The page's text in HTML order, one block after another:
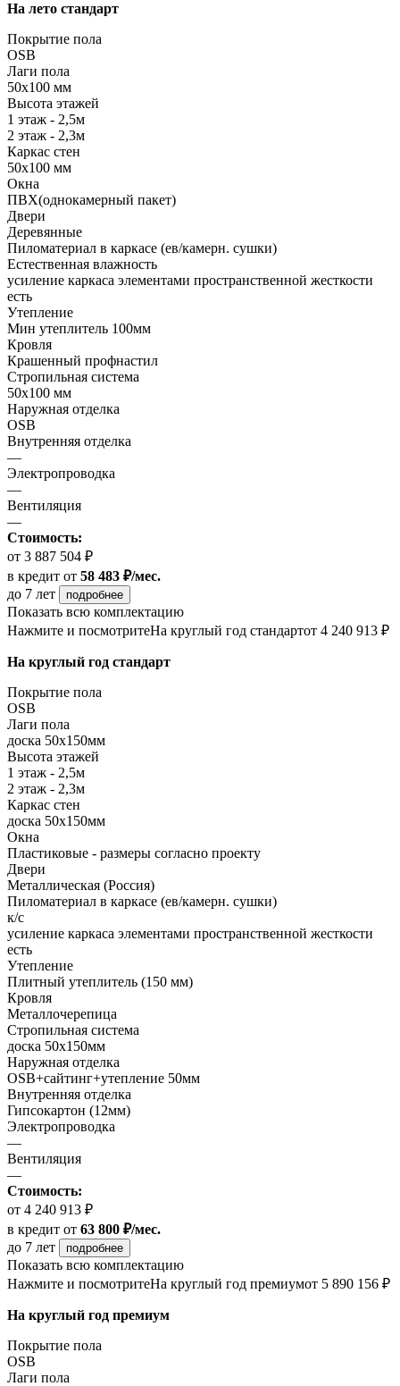
На лето стандарт
Покрытие пола
OSB
Лаги пола
50х100 мм
Высота этажей
1 этаж - 2,5м
2 этаж - 2,3м
Каркас стен
50х100 мм
Окна
ПВХ(однокамерный пакет)
Двери
Деревянные
Пиломатериал в каркасе (ев/камерн. сушки)
Естественная влажность
усиление каркаса элементами пространственной жесткости
есть
Утепление
Мин утеплитель 100мм
Кровля
Крашенный профнастил
Стропильная система
50х100 мм
Наружная отделка
OSB
Внутренняя отделка
—
Электропроводка
—
Вентиляция
—
Стоимость:
от 3 887 504 ₽
в кредит от 58 483 ₽/мес.
до 7 лет
подробнее
Показать всю комплектацию
Нажмите и посмотритеНа круглый год стандартот 4 240 913 ₽
На круглый год стандарт
Покрытие пола
ОSB
Лаги пола
доска 50х150мм
Высота этажей
1 этаж - 2,5м
2 этаж - 2,3м
Каркас стен
доска 50х150мм
Окна
Пластиковые - размеры согласно проекту
Двери
Металлическая (Россия)
Пиломатериал в каркасе (ев/камерн. сушки)
к/с
усиление каркаса элементами пространственной жесткости
есть
Утепление
Плитный утеплитель (150 мм)
Кровля
Металлочерепица
Стропильная система
доска 50х150мм
Наружная отделка
OSB+сайтинг+утепление 50мм
Внутренняя отделка
Гипсокартон (12мм)
Электропроводка
—
Вентиляция
—
Стоимость:
от 4 240 913 ₽
в кредит от 63 800 ₽/мес.
до 7 лет
подробнее
Показать всю комплектацию
Нажмите и посмотритеНа круглый год премиумот 5 890 156 ₽
На круглый год премиум
Покрытие пола
ОSB
Лаги пола